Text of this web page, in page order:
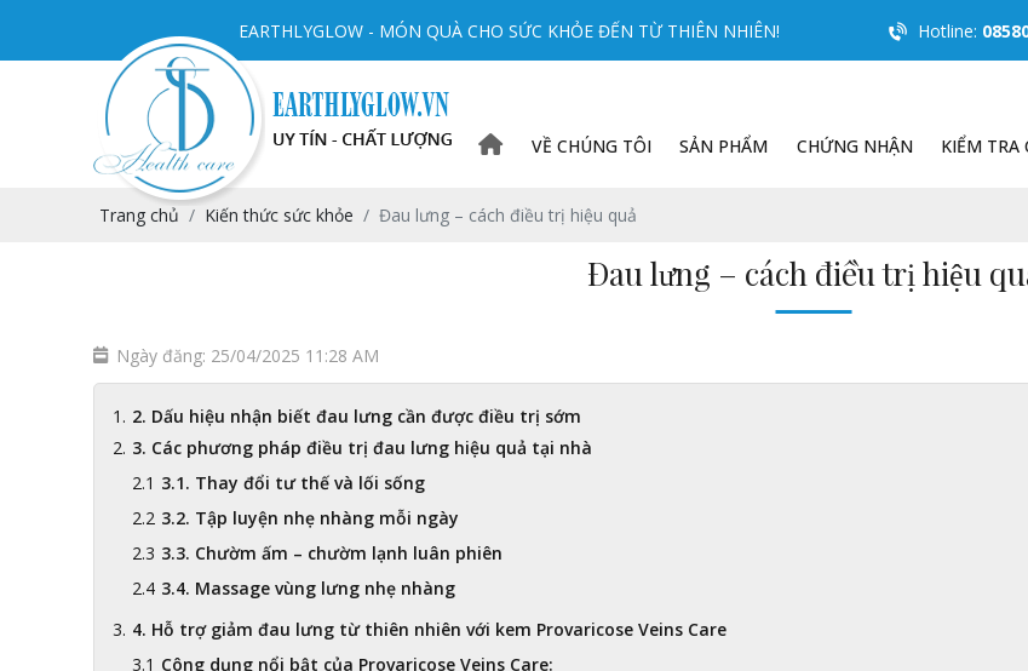
EARTHLYGLOW - MÓN QUÀ CHO SỨC KHỎE ĐẾN TỪ THIÊN NHIÊN! Hotline:
VỀ CHÚNG TÔI SẢN PHẨM CHỨNG NHẬN KIỂM TRA
Trang chủ Kiến thức sức khỏe Đau lưng – cách điều trị hiệu quả
Đau lưng – cách điều trị hiệu
Ngày đăng: 25/04/2025 11:28 AM
2. Dấu hiệu nhận biết đau lưng cần được điều trị sớm
3. Các phương pháp điều trị đau lưng hiệu quả tại nhà
3.1. Thay đổi tư thế và lối sống
3.2. Tập luyện nhẹ nhàng mỗi ngày
3.3. Chườm ấm – chườm lạnh luân phiên
3.4. Massage vùng lưng nhẹ nhàng
4. Hỗ trợ giảm đau lưng từ thiên nhiên với kem Provaricose Veins Care
Công dụng nổi bật của Provaricose Veins Care: